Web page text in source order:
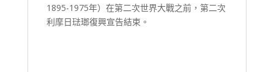
1895-1975年）在第二次世界大戰之前，第二次
利摩日琺瑯復興宣告結束。